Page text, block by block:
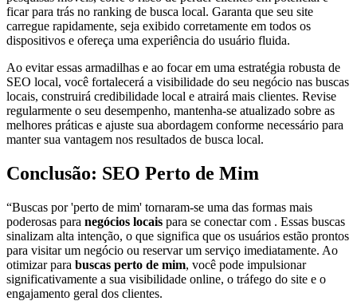
ficar para trás no ranking de busca local. Garanta que seu site
carregue rapidamente, seja exibido corretamente em todos os
dispositivos e ofereça uma experiência do usuário fluida.
Ao evitar essas armadilhas e ao focar em uma estratégia robusta de
SEO local, você fortalecerá a visibilidade do seu negócio nas buscas
locais, construirá credibilidade local e atrairá mais clientes. Revise
regularmente o seu desempenho, mantenha-se atualizado sobre as
melhores práticas e ajuste sua abordagem conforme necessário para
manter sua vantagem nos resultados de busca local.
Conclusão: SEO Perto de Mim
“Buscas por 'perto de mim' tornaram-se uma das formas mais
poderosas para negócios locais para se conectar com . Essas buscas
sinalizam alta intenção, o que significa que os usuários estão prontos
para visitar um negócio ou reservar um serviço imediatamente. Ao
otimizar para buscas perto de mim, você pode impulsionar
significativamente a sua visibilidade online, o tráfego do site e o
engajamento geral dos clientes.